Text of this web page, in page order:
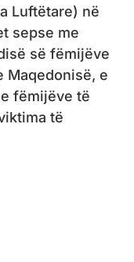
Luftëtare) në
sepse me
së fëmijëve
Maqedonisë, e
fëmijëve të
të